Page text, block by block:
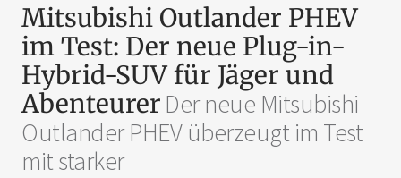
Mitsubishi Outlander PHEV
im Test: Der neue Plug-in-
Hybrid-SUV für Jäger und
AbenteurerDer neue Mitsubishi
Outlander PHEV überzeugt im Test
mit starker